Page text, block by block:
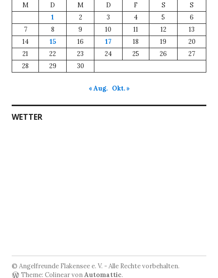
M
D M D F S
S
1
2 3 4 5
6
7
8 9 10 11 12
13
14
15 16 17 18 19
20
21
22 23 24 25 26
27
28
29 30
« Aug. Okt. »
WETTER
© Angelfreunde Flakensee e. V. - Alle Rechte vorbehalten.
Theme: Colinear vonAutomattic.